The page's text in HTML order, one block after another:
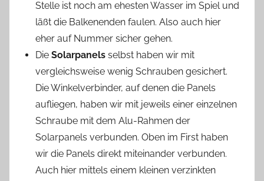
Stelle ist noch am ehesten Wasser im Spiel und
läßt die Balkenenden faulen. Also auch hier
eher auf Nummer sicher gehen.
Die Solarpanels selbst haben wir mit
vergleichsweise wenig Schrauben gesichert.
Die Winkelverbinder, auf denen die Panels
aufliegen, haben wir mit jeweils einer einzelnen
Schraube mit dem Alu-Rahmen der
Solarpanels verbunden. Oben im First haben
wir die Panels direkt miteinander verbunden.
Auch hier mittels einem kleinen verzinkten